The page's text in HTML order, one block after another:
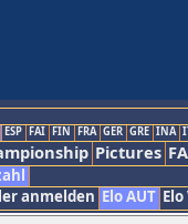
ESP FAI FIN FRA GER GRE INA
Pictures
anmelden Elo AUT